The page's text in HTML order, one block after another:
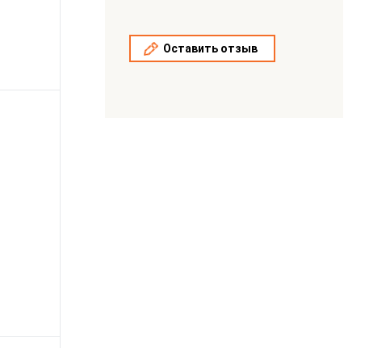
Оставить отзыв